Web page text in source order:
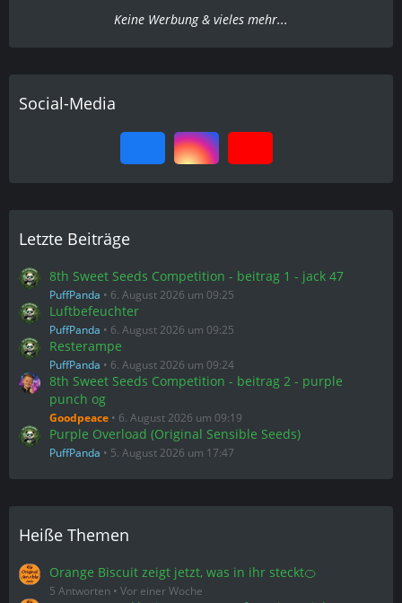
Keine Werbung & vieles mehr...
Social-Media
Letzte Beiträge
8th Sweet Seeds Competition - beitrag 1 - jack 47
PuffPanda 6. August 2026 um 09:25
Luftbefeuchter
PuffPanda 6. August 2026 um 09:25
Resterampe
PuffPanda 6. August 2026 um 09:24
8th Sweet Seeds Competition - beitrag 2 - purple
punch og
Goodpeace 6. August 2026 um 09:19
Purple Overload (Original Sensible Seeds)
PuffPanda 5. August 2026 um 17:47
Heiße Themen
Orange Biscuit zeigt jetzt, was in ihr steckt🍊
5 Antworten Vor einer Woche